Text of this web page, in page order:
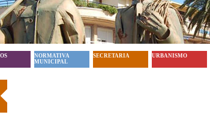
NORMATIVA
MUNICIPAL
SECRETARIA URBANISMO